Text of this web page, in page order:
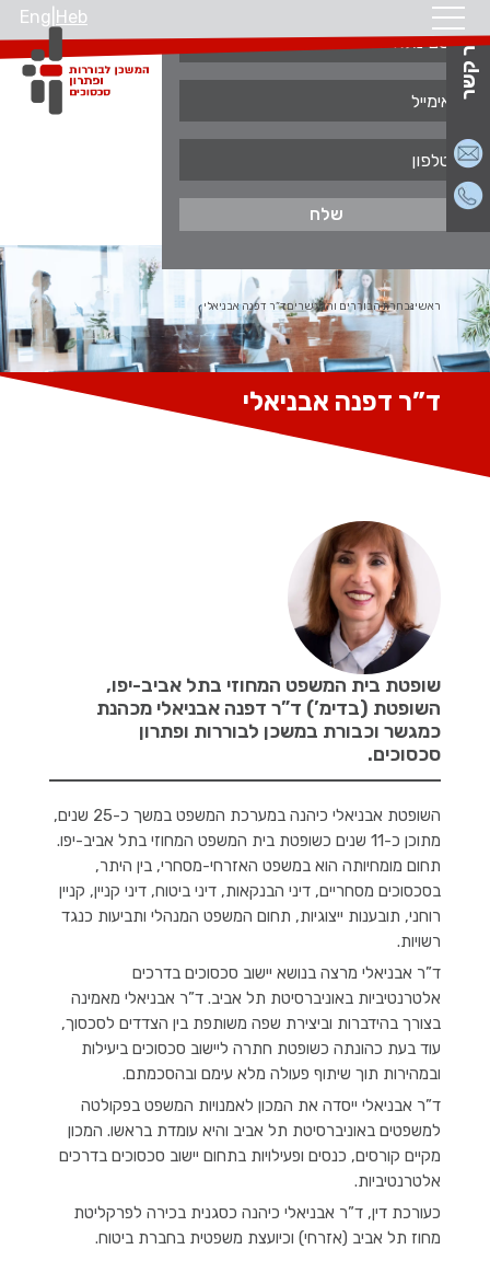
Heb
Eng
צור קשר
ראשינבחרת הבוררים והמגשריםד”ר דפנה אבניאלי
ד”ר דפנה אבניאלי
שופטת בית המשפט המחוזי בתל אביב-יפו,
השופטת (בדימ’) ד”ר דפנה אבניאלי מכהנת
כמגשר וכבורת במשכן לבוררות ופתרון
סכסוכים.
השופטת אבניאלי כיהנה במערכת המשפט במשך כ-25 שנים,
מתוכן כ-11 שנים כשופטת בית המשפט המחוזי בתל אביב-יפו.
תחום מומחיותה הוא במשפט האזרחי-מסחרי, בין היתר,
בסכסוכים מסחריים, דיני הבנקאות, דיני ביטוח, דיני קניין, קניין
רוחני, תובענות ייצוגיות, תחום המשפט המנהלי ותביעות כנגד
רשויות.
ד”ר אבניאלי מרצה בנושא יישוב סכסוכים בדרכים
אלטרנטיביות באוניברסיטת תל אביב. ד”ר אבניאלי מאמינה
בצורך בהידברות וביצירת שפה משותפת בין הצדדים לסכסוך,
עוד בעת כהונתה כשופטת חתרה ליישוב סכסוכים ביעילות
ובמהירות תוך שיתוף פעולה מלא עימם ובהסכמתם.
ד”ר אבניאלי ייסדה את המכון לאמנויות המשפט בפקולטה
למשפטים באוניברסיטת תל אביב והיא עומדת בראשו. המכון
מקיים קורסים, כנסים ופעילויות בתחום יישוב סכסוכים בדרכים
אלטרנטיביות.
כעורכת דין, ד”ר אבניאלי כיהנה כסגנית בכירה לפרקליטת
מחוז תל אביב (אזרחי) וכיועצת משפטית בחברת ביטוח.